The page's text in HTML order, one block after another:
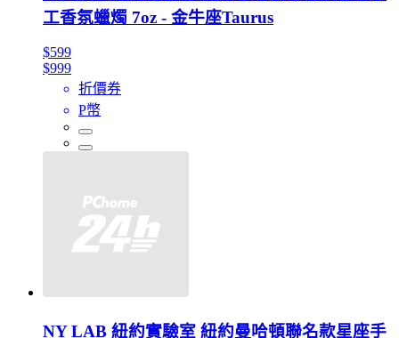
工香氛蠟燭 7oz - 金牛座Taurus
$599
$999
折價券
P幣
NY LAB 紐約實驗室 紐約曼哈頓聯名款星座手